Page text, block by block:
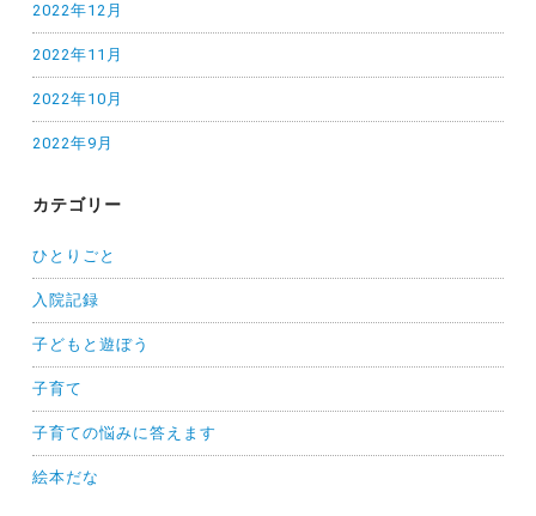
2022年12月
2022年11月
2022年10月
2022年9月
カテゴリー
ひとりごと
入院記録
子どもと遊ぼう
子育て
子育ての悩みに答えます
絵本だな